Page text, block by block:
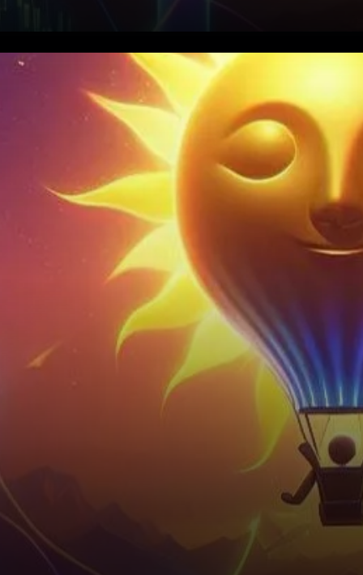
Solana (SOL) s’est imposé
comme un acteur clé, réputé
pour sa technologie
blockchain haute
performance. Cependant, les
récentes turbulences sur…